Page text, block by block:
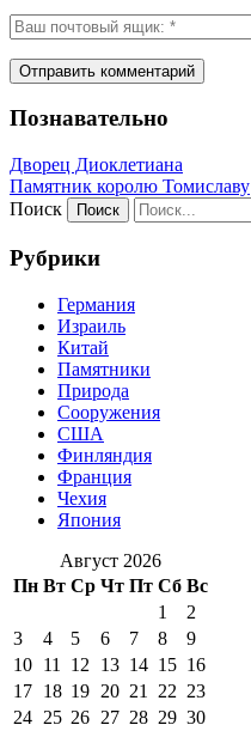
Познавательно
Дворец Диоклетиана
Памятник королю Томиславу
Поиск
Рубрики
Германия
Израиль
Китай
Памятники
Природа
Сооружения
США
Финляндия
Франция
Чехия
Япония
Август 2026
Пн Вт Ср Чт Пт Сб Вс
1
2
3
4 5 6 7 8
9
10 11 12 13 14 15 16
17 18 19 20 21 22 23
24 25 26 27 28 29 30